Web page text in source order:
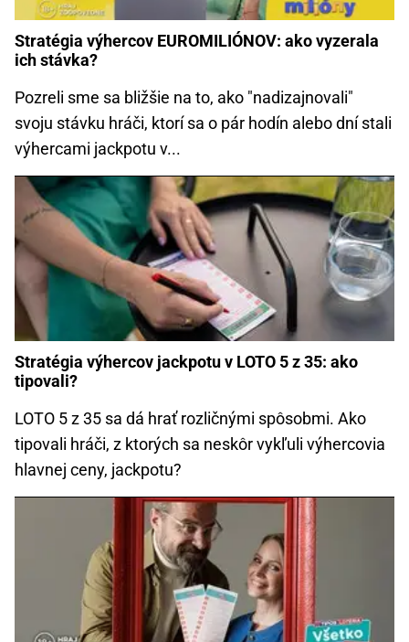
Stratégia výhercov EUROMILIÓNOV: ako vyzerala
ich stávka?
Pozreli sme sa bližšie na to, ako "nadizajnovali"
svoju stávku hráči, ktorí sa o pár hodín alebo dní stali
výhercami jackpotu v...
Stratégia výhercov jackpotu v LOTO 5 z 35: ako
tipovali?
LOTO 5 z 35 sa dá hrať rozličnými spôsobmi. Ako
tipovali hráči, z ktorých sa neskôr vykľuli výhercovia
hlavnej ceny, jackpotu?